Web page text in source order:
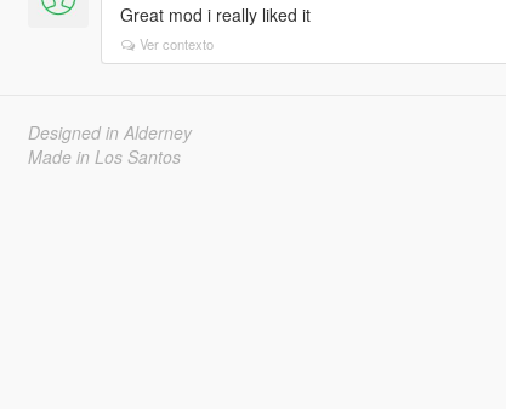
Great mod i really liked it
Ver contexto
Designed in Alderney
Made in Los Santos